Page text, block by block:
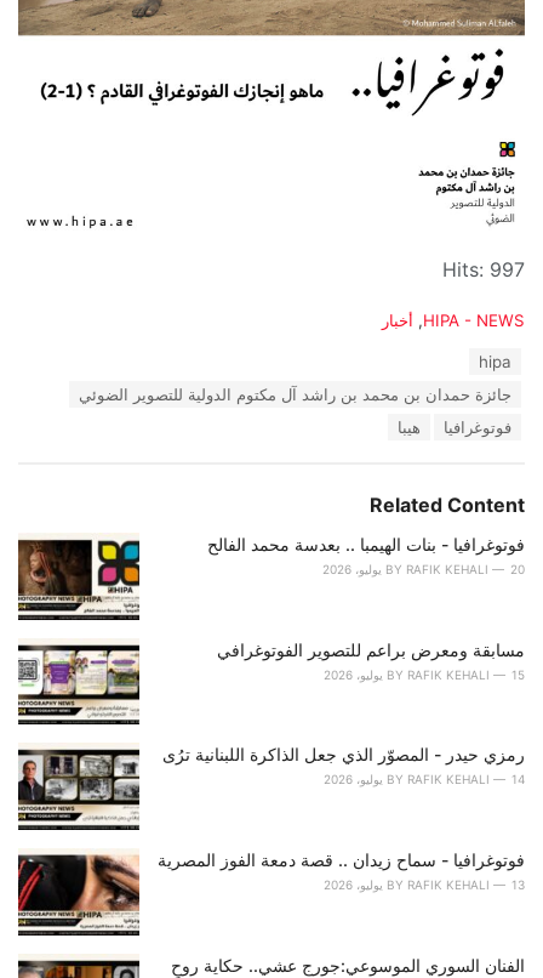
Hits: 997
C
e
s
:
HIPA - NEWS
, أخبار
hipa
جائزة حمدان بن محمد بن راشد آل مكتوم الدولية للتصوير الضوئي
فوتوغرافيا
هيبا
Related Content
فوتوغرافيا - بنات الهيمبا .. بعدسة محمد الفالح
BY RAFIK KEHALI 20 يوليو، 2026
مسابقة ومعرض براعم للتصوير الفوتوغرافي
BY RAFIK KEHALI 15 يوليو، 2026
رمزي حيدر - المصوّر الذي جعل الذاكرة اللبنانية ترُى
BY RAFIK KEHALI 14 يوليو، 2026
فوتوغرافيا - سماح زيدان .. قصة دمعة الفوز المصرية
BY RAFIK KEHALI 13 يوليو، 2026
الفنان السوري الموسوعي:جورج عشي.. حكاية روحٍ